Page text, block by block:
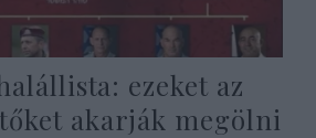
ezeket az
akarják megölni